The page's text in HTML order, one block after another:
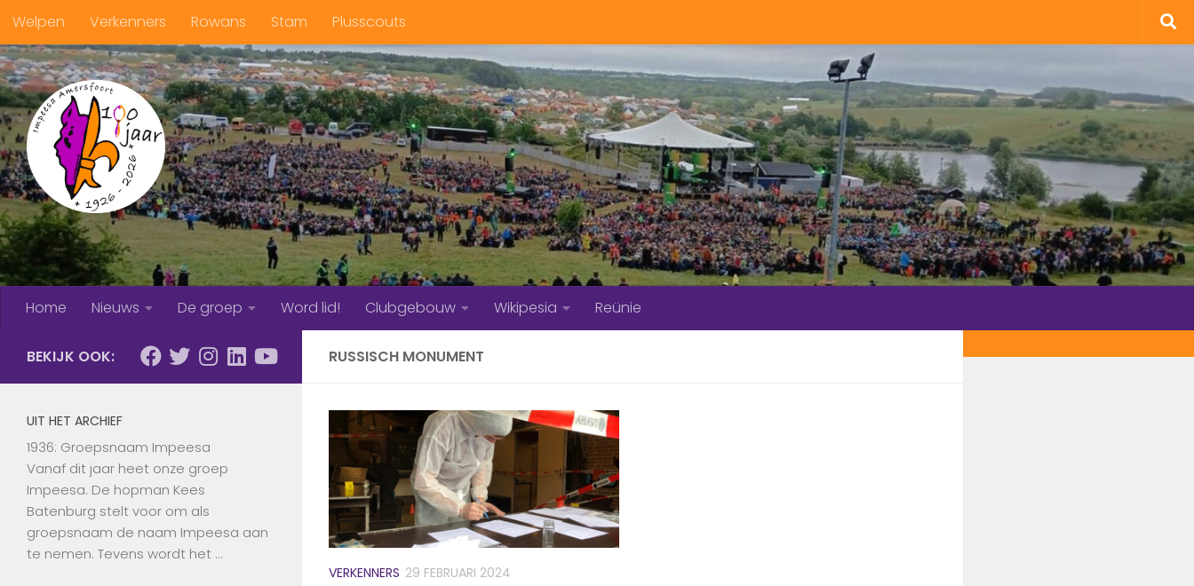
Doorgaan naar inhoud
Welpen Verkenners Rowans Stam Plusscouts
Home Nieuws De groep Word lid! Clubgebouw Wikipesia Reünie
RUSSISCH MONUMENT
VERKENNERS 29 FEBRUARI 2024
BEKIJK OOK:
UIT HET ARCHIEF
1936: Groepsnaam Impeesa
Vanaf dit jaar heet onze groep
Impeesa. De hopman Kees
Batenburg stelt voor om als
groepsnaam de naam Impeesa aan
te nemen. Tevens wordt het …